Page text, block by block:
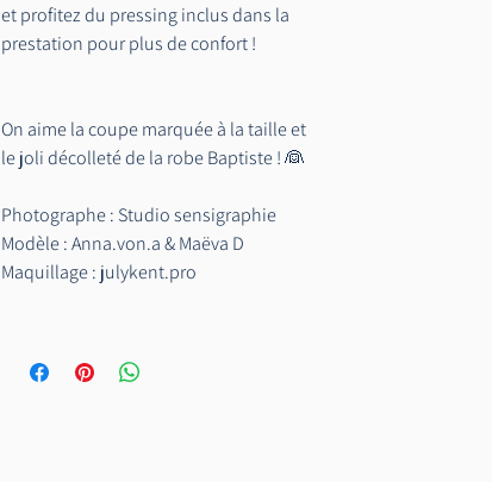
et profitez du pressing inclus dans la
prestation pour plus de confort !
On aime la coupe marquée à la taille et
le joli décolleté de la robe Baptiste ! 👰
Photographe : Studio sensigraphie
Modèle : Anna.von.a & Maëva D
Maquillage : julykent.pro